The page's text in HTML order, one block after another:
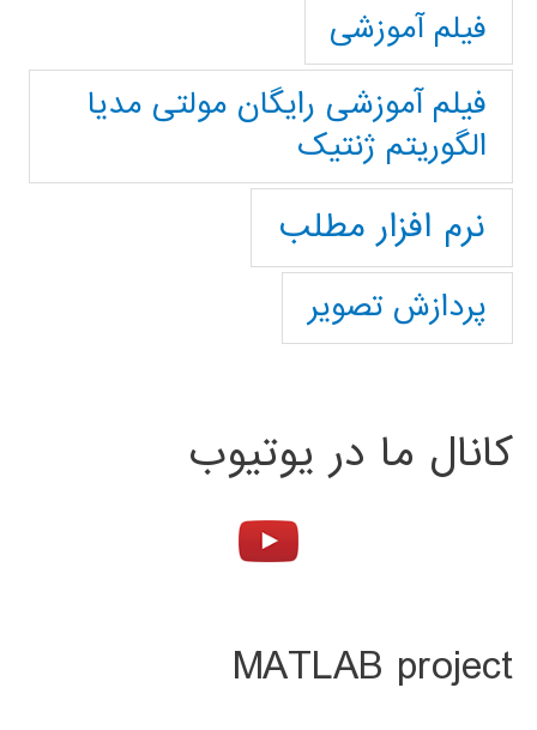
فیلم آموزشی
فیلم آموزشی رایگان مولتی مدیا
الگوریتم ژنتیک
نرم افزار مطلب
پردازش تصویر
کانال ما در یوتیوب
MATLAB project